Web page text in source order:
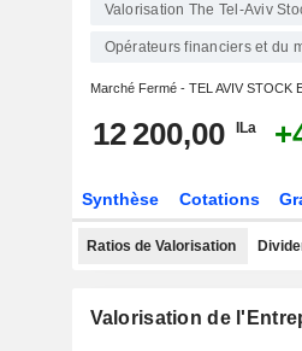
Valorisation The Tel-Aviv
Opérateurs financiers et du
Marché Fermé - TEL AVIV STOCK
12 200,00 ILa
Synthèse Cotations
Ratios de Valorisation
Valorisation de